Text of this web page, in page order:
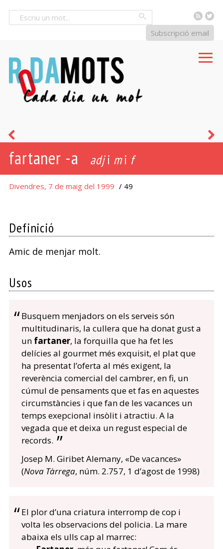
RSS
Subscripció email
fartaner -a adji mi f
Divendres, 7 de maig del 1999 / 49
Definició
Amic de menjar molt.
Usos
Busquem menjadors on els serveis són
multitudinaris, la cullera que ha donat gust a
un fartaner, la forquilla que ha fet les
delícies al gourmet més exquisit, el plat que
ha presentat l’oferta al més exigent, la
reverència comercial del cambrer, en fi, un
cúmul de pensaments que et fas en aquestes
circumstàncies i que fan de les vacances un
temps exepcional insòlit i atractiu. A la
vegada que et deixa un regust especial de
records.
Josep M. Giribet Alemany, «De vacances»
(Nova Tàrrega, núm. 2.757, 1 d’agost de 1998)
El plor d’una criatura interromp de cop i
volta les observacions del policia. La mare
abaixa els ulls cap al marrec:
pa
de
munició